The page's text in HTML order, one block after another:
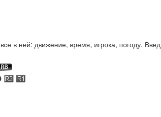
в ней: движение, время, игрока, погоду.